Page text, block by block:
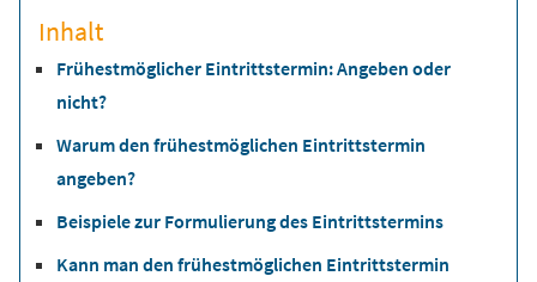
Inhalt
Frühestmöglicher Eintrittstermin: Angeben oder
nicht?
Warum den frühestmöglichen Eintrittstermin
angeben?
Beispiele zur Formulierung des Eintrittstermins
Kann man den frühestmöglichen Eintrittstermin